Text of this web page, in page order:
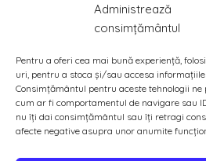
Administrează
consimțământul
Pentru a oferi cea mai bună experiență,
uri, pentru a stoca și/sau accesa
Consimțământul pentru aceste tehnologii
cum ar fi comportamentul de navigare sau
nu îți dai consimțământul sau îți retragi
afecte negative asupra unor anumite
Contact